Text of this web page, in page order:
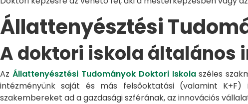
Állattenyésztési
A doktori iskola általános
Az Állattenyésztési Tudományok Doktori Iskolaszéles
intézményünk saját és más felsőoktatási (valamint
szakembereket ad a gazdasági szférának, az innovációs